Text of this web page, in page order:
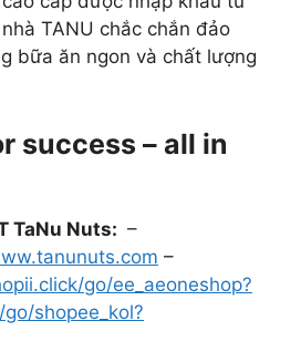
TANU chắc chắn đảo
bữa ăn ngon và chất lượng
success – all in
TaNu Nuts: –
–
go/ee_aeoneshop?
shopee_kol?